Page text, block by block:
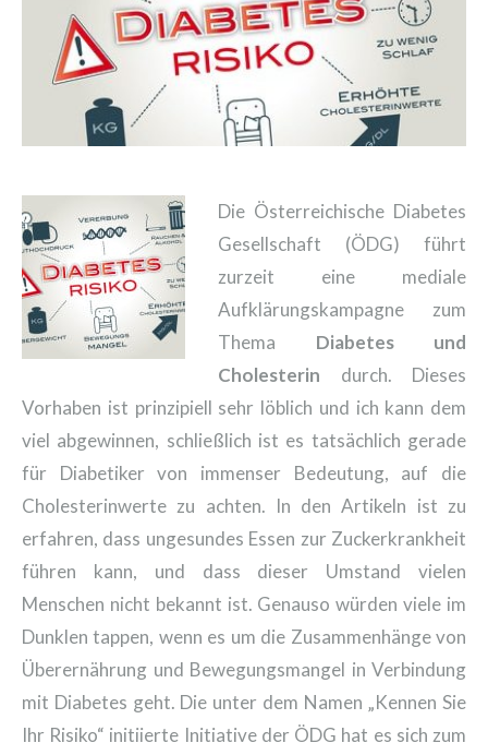
Die Österreichische Diabetes
Gesellschaft (ÖDG) führt
zurzeit eine mediale
Aufklärungskampagne zum
Thema Diabetes und
Cholesterin durch. Dieses
Vorhaben ist prinzipiell sehr löblich und ich kann dem
viel abgewinnen, schließlich ist es tatsächlich gerade
für Diabetiker von immenser Bedeutung, auf die
Cholesterinwerte zu achten. In den Artikeln ist zu
erfahren, dass ungesundes Essen zur Zuckerkrankheit
führen kann, und dass dieser Umstand vielen
Menschen nicht bekannt ist. Genauso würden viele im
Dunklen tappen, wenn es um die Zusammenhänge von
Überernährung und Bewegungsmangel in Verbindung
mit Diabetes geht. Die unter dem Namen „Kennen Sie
Ihr Risiko“ initiierte Initiative der ÖDG hat es sich zum